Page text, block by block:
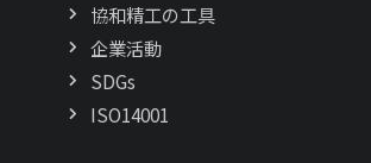
協和精工の工具
企業活動
SDGs
ISO14001